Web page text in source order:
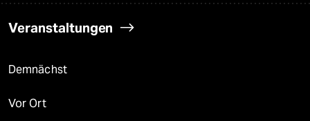
Veranstaltungen
Demnächst
Vor Ort